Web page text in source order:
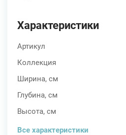
Характеристики
Артикул
Коллекция
Ширина, см
Глубина, см
Высота, см
Все характеристики